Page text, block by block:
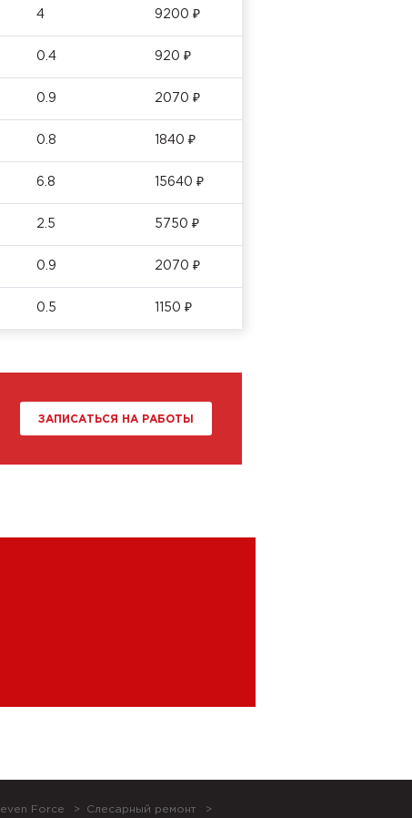
4 9200 ₽
0.4 920 ₽
0.9 2070 ₽
0.8 1840 ₽
6.8 15640 ₽
2.5 5750 ₽
0.9 2070 ₽
0.5 1150 ₽
ЗАПИСАТЬСЯ НА РАБОТЫ
Force Слесарный ремонт